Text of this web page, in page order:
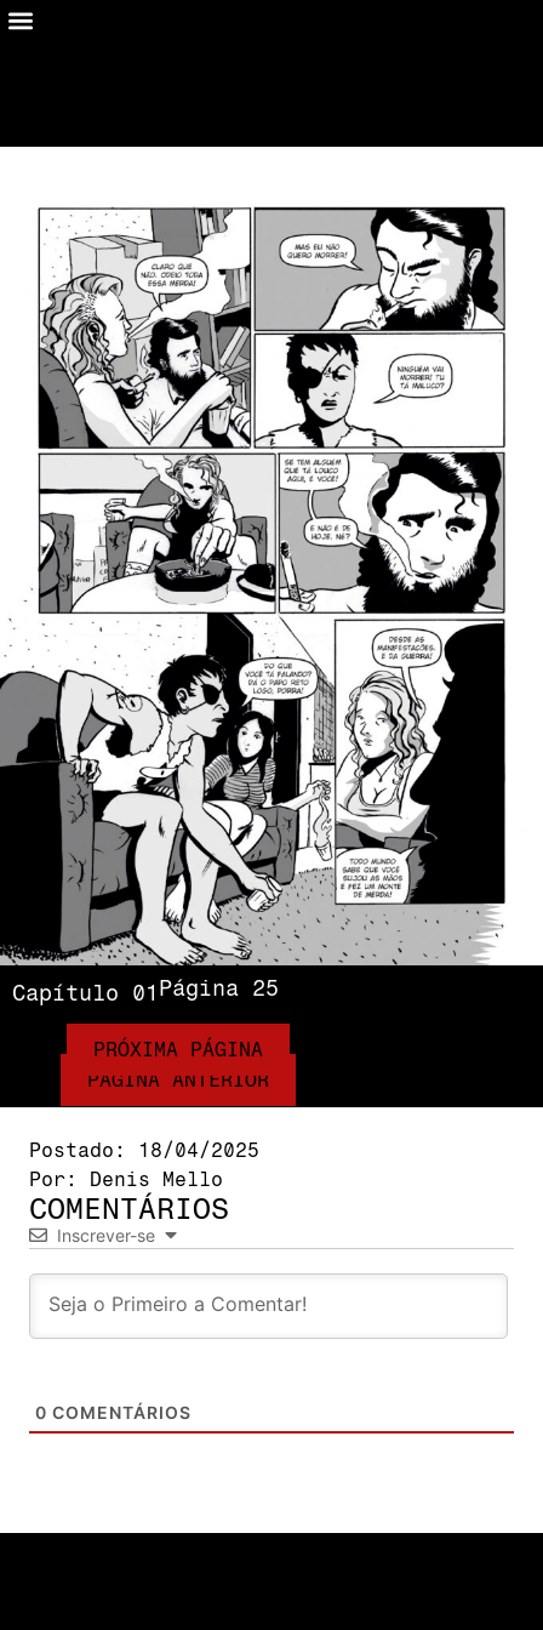
Capítulo 01 Página 25
PÁGINA ANTERIOR
PRÓXIMA PÁGINA
Postado:
18/04/2025
Por:
Denis Mello
COMENTÁRIOS
Inscrever-se
0 COMENTÁRIOS